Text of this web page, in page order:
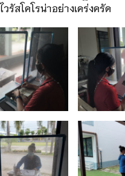
วรัสโคโรน่าอย่างเคร่งครัด